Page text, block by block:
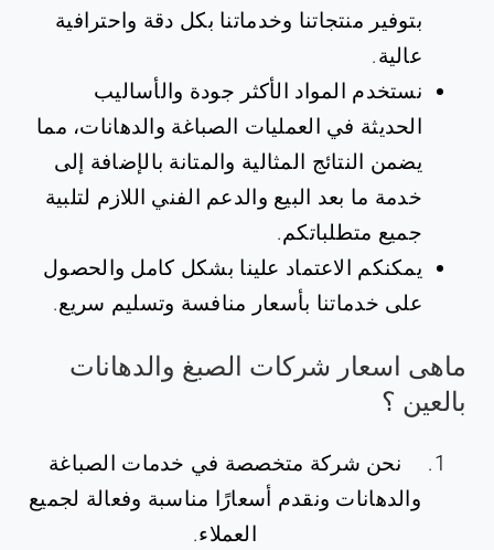
بتوفير منتجاتنا وخدماتنا بكل دقة واحترافية
عالية.
نستخدم المواد الأكثر جودة والأساليب
الحديثة في العمليات الصباغة والدهانات، مما
يضمن النتائج المثالية والمتانة بالإضافة إلى
خدمة ما بعد البيع والدعم الفني اللازم لتلبية
جميع متطلباتكم.
يمكنكم الاعتماد علينا بشكل كامل والحصول
على خدماتنا بأسعار منافسة وتسليم سريع.
ماهى اسعار شركات الصبغ والدهانات
بالعين ؟
نحن شركة متخصصة في خدمات الصباغة
والدهانات ونقدم أسعارًا مناسبة وفعالة لجميع
العملاء.